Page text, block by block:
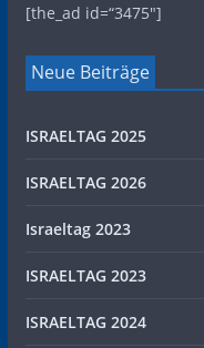
[the_ad id=“3475″]
Neue Beiträge
ISRAELTAG 2025
ISRAELTAG 2026
Israeltag 2023
ISRAELTAG 2023
ISRAELTAG 2024